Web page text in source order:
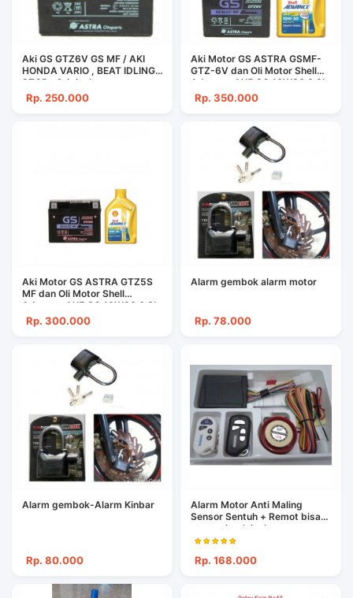
Aki GS GTZ6V GS MF / AKI
HONDA VARIO , BEAT IDLING
STOP , Original
Rp. 250.000
Aki Motor GS ASTRA GSMF-
GTZ-6V dan Oli Motor Shell
Advance AX5 SC 10W30 0.8L
PCX Vario Beat Beat POP
Scoopy
Rp. 350.000
Aki Motor GS ASTRA GTZ5S
MF dan Oli Motor Shell
Advance AX5 SC 10W30 0.8L
Beat Vario Scoopy Mio Fino
Rp. 300.000
Alarm gembok alarm motor
Rp. 78.000
Alarm gembok-Alarm Kinbar
Rp. 80.000
Alarm Motor Anti Maling
Sensor Sentuh + Remot bisa
starter jarak jauh
Rp. 168.000